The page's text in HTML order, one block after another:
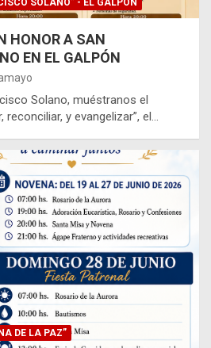
SOLANO” - EL GALPÓN
HONOR A SAN
EN EL GALPÓN
Solano, muéstranos el
y evangelizar”, el…
DE LA PAZ”